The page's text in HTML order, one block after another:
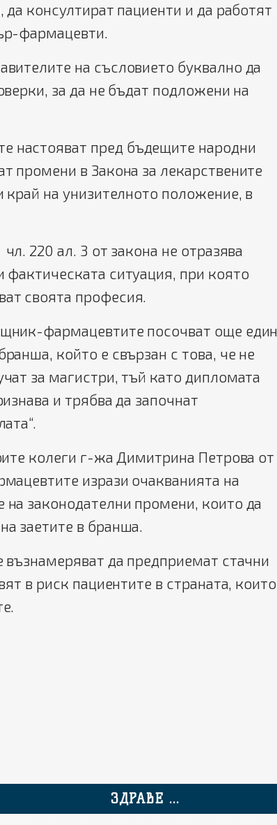
да консултират пациенти и да работят
фармацевти.
на съсловието буквално да
за да не бъдат подложени на
настояват пред бъдещите народни
промени в Закона за лекарствените
край на унизителното положение, в
220 ал. 3 от закона не отразява
фактическата ситуация, при която
своята професия.
фармацевтите посочват още един
който е свързан с това, че не
за магистри, тъй като дипломата
и трябва да започнат
колеги г-жа Димитрина Петрова от
изрази очакванията на
законодателни промени, които да
заетите в бранша.
възнамеряват да предприемат стачни
в риск пациентите в страната, които
ЗДРАВЕ ...